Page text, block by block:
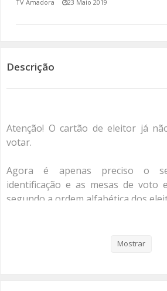
AMADORA LIGA À RESILIÊNCIA
(RE) PENSAMENTOS
HISTÓRIAS DE ABRIL
TV Amadora 23 Maio 2019
Descrição
Atenção! O cartão de eleitor já
votar.
Agora é apenas preciso o
identificação e as mesas de voto
segundo a ordem alfabética dos
mensagem para o 3838 com o
Mostrar